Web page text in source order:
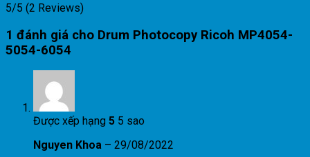
5/5 (2 Reviews)
1 đánh giá cho Drum Photocopy Ricoh MP4054-
5054-6054
Được xếp hạng 5 5 sao
Nguyen Khoa – 29/08/2022